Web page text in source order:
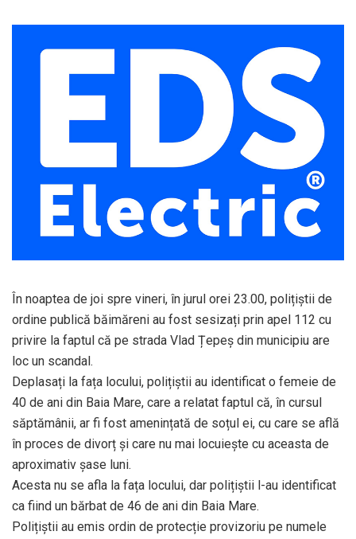
În noaptea de joi spre vineri, în jurul orei 23.00, polițiștii de
ordine publică băimăreni au fost sesizați prin apel 112 cu
privire la faptul că pe strada Vlad Țepeș din municipiu are
loc un scandal.
Deplasați la fața locului, polițiștii au identificat o femeie de
40 de ani din Baia Mare, care a relatat faptul că, în cursul
săptămânii, ar fi fost amenințată de soțul ei, cu care se află
în proces de divorț și care nu mai locuiește cu aceasta de
aproximativ șase luni.
Acesta nu se afla la fața locului, dar polițiștii l-au identificat
ca fiind un bărbat de 46 de ani din Baia Mare.
Polițiștii au emis ordin de protecție provizoriu pe numele